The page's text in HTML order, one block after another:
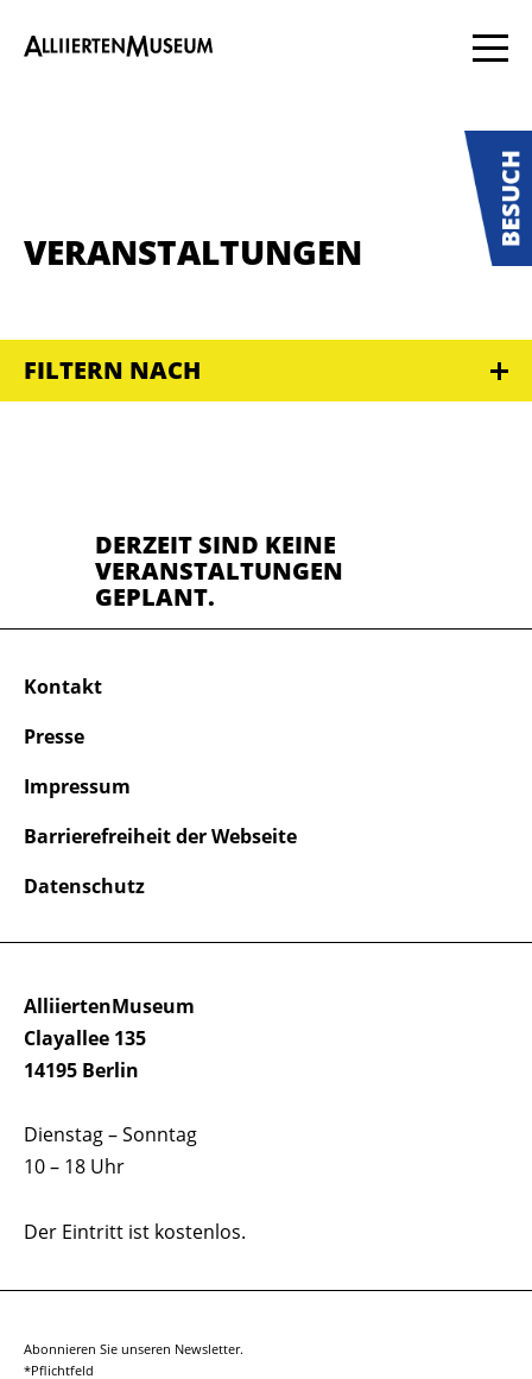
VERANSTALTUNGEN
FILTERN NACH
DERZEIT SIND KEINE
VERANSTALTUNGEN
GEPLANT.
AlliiertenMuseum
Clayallee 135
14195 Berlin
Dienstag – Sonntag
10 – 18 Uhr
Der Eintritt ist kostenlos.
Kontakt
Presse
Impressum
Barrierefreiheit der Webseite
Datenschutz
Abonnieren Sie unseren Newsletter.
*Pflichtfeld